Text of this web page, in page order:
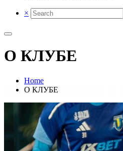
×
О КЛУБЕ
Home
О КЛУБЕ